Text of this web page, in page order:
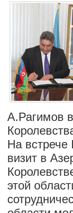
А.Рагимов
На встрече
визит в
этой